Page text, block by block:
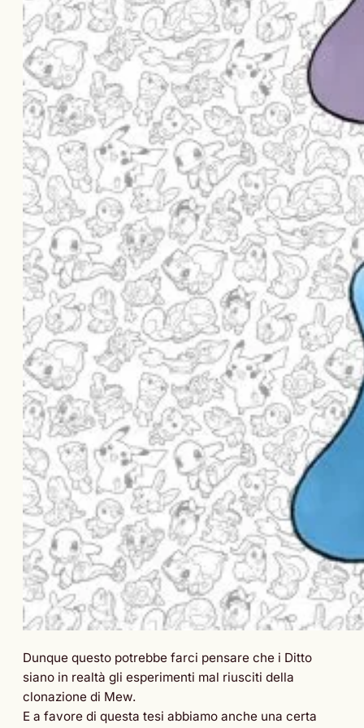
Dunque questo potrebbe farci pensare che i Ditto
siano in realtà gli esperimenti mal riusciti della
clonazione di Mew.
E a favore di questa tesi abbiamo anche una certa